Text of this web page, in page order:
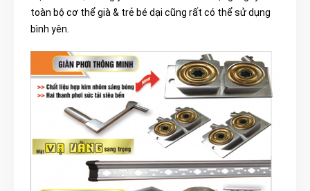
toàn bộ cơ thể già & trẻ bé dại cũng rất có thể sử dụng
bình yên.